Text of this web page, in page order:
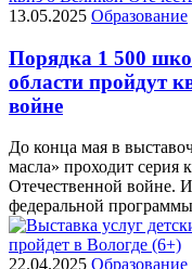
13.05.2025 Образование
Порядка 1 500
области пройдут
войне
До конца мая в
масла» проходит
Отечественной войне.
федеральной
22.04.2025 Образование